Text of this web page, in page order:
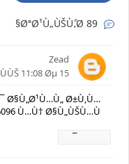
Zead
15 Ù…Ø§Ø±Ø³ 2021 ÙÙŠ 11:08 Øµ
Ø±Ù‚Ù…
Ù…Ù† Ø§Ù„ÙŠÙ…Ù†